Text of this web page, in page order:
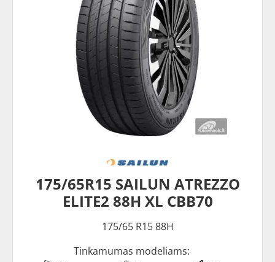
175/65R15 SAILUN ATREZZO
ELITE2 88H XL CBB70
175/65 R15 88H
Tinkamumas modeliams: